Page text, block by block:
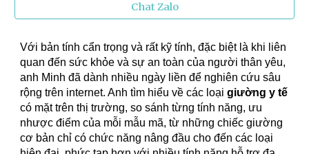
Chat Zalo
Với bản tính cẩn trọng và rất kỹ tính, đặc biệt là khi liên
quan đến sức khỏe và sự an toàn của người thân yêu,
anh Minh đã dành nhiều ngày liền để nghiên cứu sâu
rộng trên internet. Anh tìm hiểu về các loạigiường y tế
có mặt trên thị trường, so sánh từng tính năng, ưu
nhược điểm của mỗi mẫu mã, từ những chiếc giường
cơ bản chỉ có chức năng nâng đầu cho đến các loại